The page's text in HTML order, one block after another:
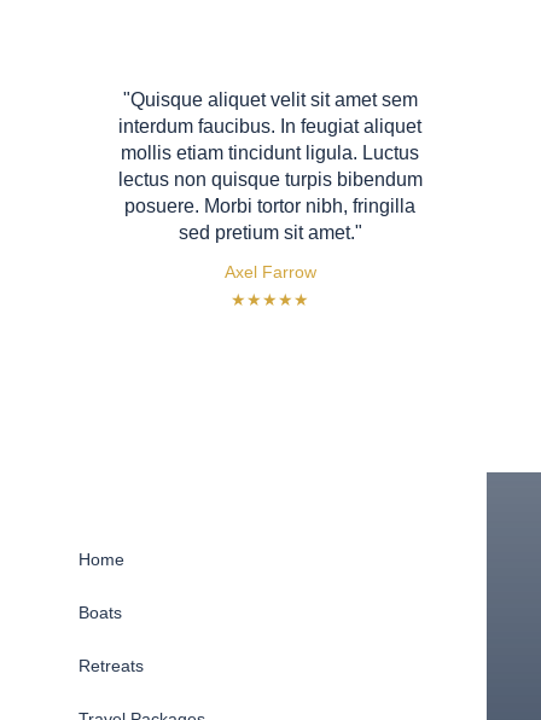
"Quisque aliquet velit sit amet sem
interdum faucibus. In feugiat aliquet
mollis etiam tincidunt ligula. Luctus
lectus non quisque turpis bibendum
posuere. Morbi tortor nibh, fringilla
sed pretium sit amet."
Axel Farrow
★★★★★
Home
Boats
Retreats